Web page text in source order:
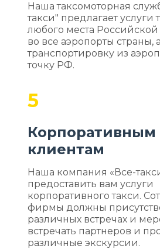
Наша таксомоторная
такси" предлагает услуги
любого места
во все аэропорты страны,
транспортировку из
точку РФ.
5
Корпоративным
клиентам
Наша компания «Все-
предоставить вам услуги
корпоративного такси.
фирмы должны
различных встречах и
встречать партнеров и
различные экскурсии.